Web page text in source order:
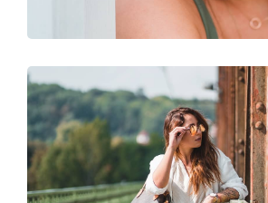
Кутия:
Кърпичка за почистване:
Други
Пол:
Категория:
Марка: